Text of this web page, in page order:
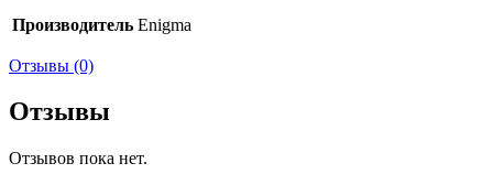
Производитель Enigma
Отзывы (0)
Отзывы
Отзывов пока нет.